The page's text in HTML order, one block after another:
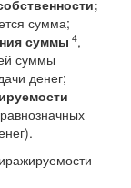
сумма;
суммы 4,
суммы
денег;